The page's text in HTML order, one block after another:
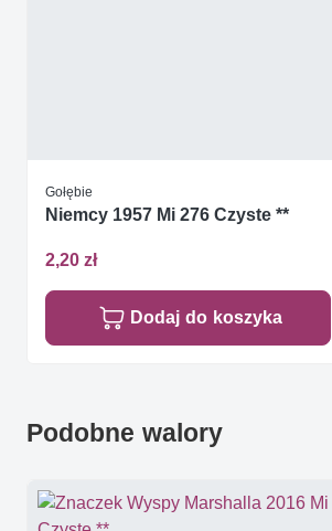
Gołębie
Niemcy 1957 Mi 276 Czyste **
2,20 zł
Dodaj do koszyka
Podobne walory